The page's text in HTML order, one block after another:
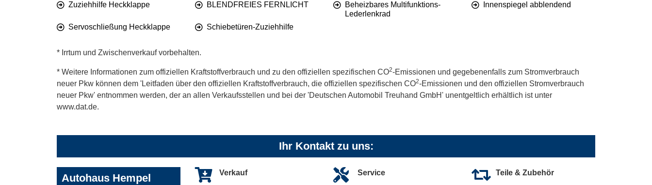
Zuziehhilfe Heckklappe
BLENDFREIES FERNLICHT
Beheizbares Multifunktions-
Lederlenkrad
Innenspiegel abblendend
Servoschließung Heckklappe Schiebetüren-Zuziehhilfe
* Irrtum und Zwischenverkauf vorbehalten.
* Weitere Informationen zum offiziellen Kraftstoffverbrauch und zu den offiziellen spezifischen CO2-Emissionen und gegebenenfalls zum Stromverbrauch
neuer Pkw können dem 'Leitfaden über den offiziellen Kraftstoffverbrauch, die offiziellen spezifischen CO2-Emissionen und den offiziellen Stromverbrauch
neuer Pkw' entnommen werden, der an allen Verkaufsstellen und bei der 'Deutschen Automobil Treuhand GmbH' unentgeltlich erhältlich ist unter
www.dat.de.
Ihr Kontakt zu uns:
Autohaus Hempel Verkauf Service Teile & Zubehör